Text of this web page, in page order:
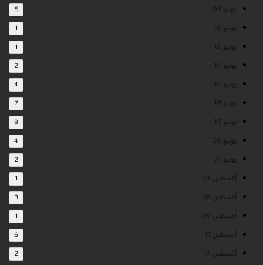
يوليو 08 5
يوليو 10 1
يوليو 12 1
يوليو 14 2
يوليو 17 4
يوليو 18 7
يوليو 19 8
يوليو 20 4
يوليو 21 2
أغسطس 03 1
أغسطس 08 3
أغسطس 09 1
أغسطس 11 6
أغسطس 14 2